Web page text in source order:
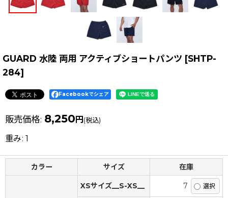
GUARD 水陸 両用 アクティブショートパンツ [SHTP-
284]
Facebookでシェア
販売価格: 8,250 円 (税込)
重み: 1
カラー サイズ 在庫
XSサイズ__S-XS__ 7